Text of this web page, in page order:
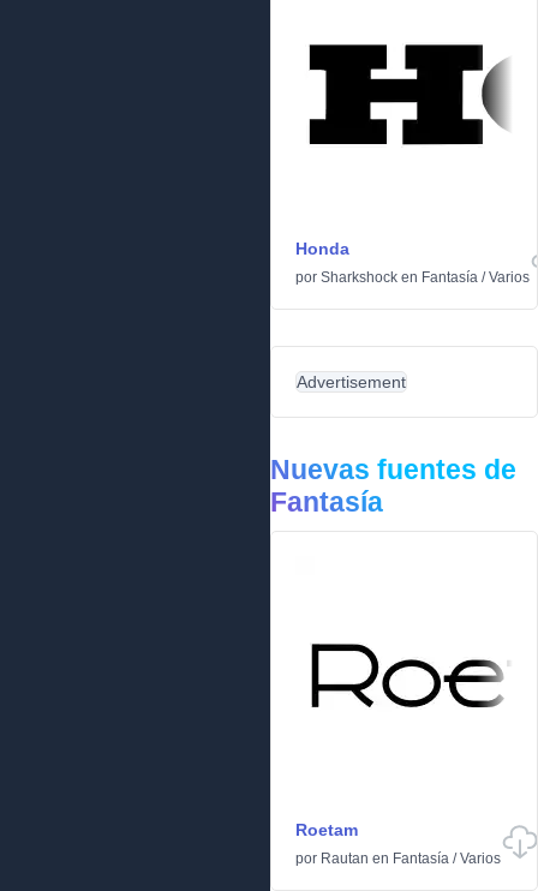
Honda
por Sharkshock en Fantasía /Varios
Advertisement
Nuevas fuentes de
Fantasía
Roetam
por Rautan en Fantasía /Varios